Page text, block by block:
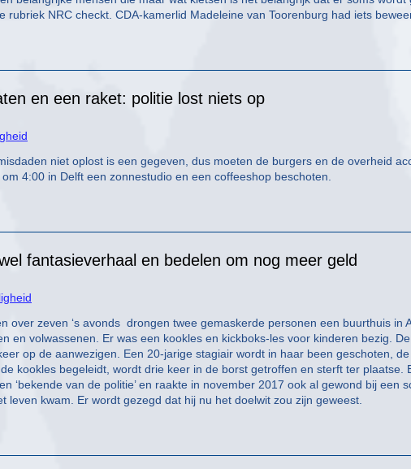
rubriek NRC checkt. CDA-kamerlid Madeleine van Toorenburg had iets
en een raket: politie lost niets op
niet oplost is een gegeven, dus moeten de burgers en de overheid
4:00 in Delft een zonnestudio en een coffeeshop beschoten.
fantasieverhaal en bedelen om nog meer geld
over zeven ‘s avonds drongen twee gemaskerde personen een buurthuis in
en volwassenen. Er was een kookles en kickboks-les voor kinderen bezig.
op de aanwezigen. Een 20-jarige stagiair wordt in haar been geschoten,
kookles begeleidt, wordt drie keer in de borst getroffen en sterft ter plaatse.
‘bekende van de politie’ en raakte in november 2017 ook al gewond bij een
leven kwam. Er wordt gezegd dat hij nu het doelwit zou zijn geweest.